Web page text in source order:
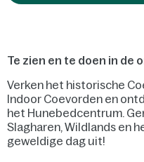
Te zien en te doen in de
Verken het historische
Indoor Coevorden en
het Hunebedcentrum.
Slagharen, Wildlands en
geweldige dag uit!